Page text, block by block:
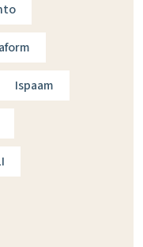
Ispaam